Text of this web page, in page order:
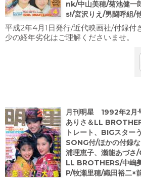
nk/中山美穂/菊池健
s!/宮沢りえ/男闘呼組/
平成2年4月1日発行/近代映画社/付録付
少の経年劣化はご理解くださいませ。
月刊明星 1992年2月
ありさ＆LL
トレート、BIGスター
SONG付/ほかの付録
浦理恵子、瀬能あづ
LL BROTHERS/中嶋
P/牧瀬里穂/織田裕二×